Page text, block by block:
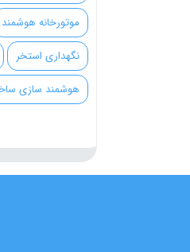
موتورخانه هوشمند
نگهداری استخر
هوشمند سازی